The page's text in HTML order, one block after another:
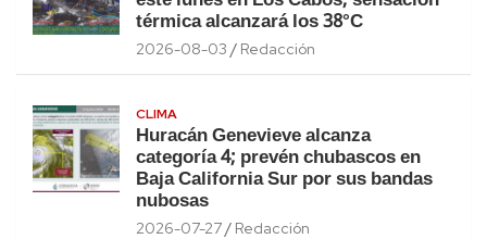
térmica alcanzará los 38°C
2026-08-03 Redacción
CLIMA
Huracán Genevieve alcanza
categoría 4; prevén chubascos en
Baja California Sur por sus bandas
nubosas
2026-07-27 Redacción